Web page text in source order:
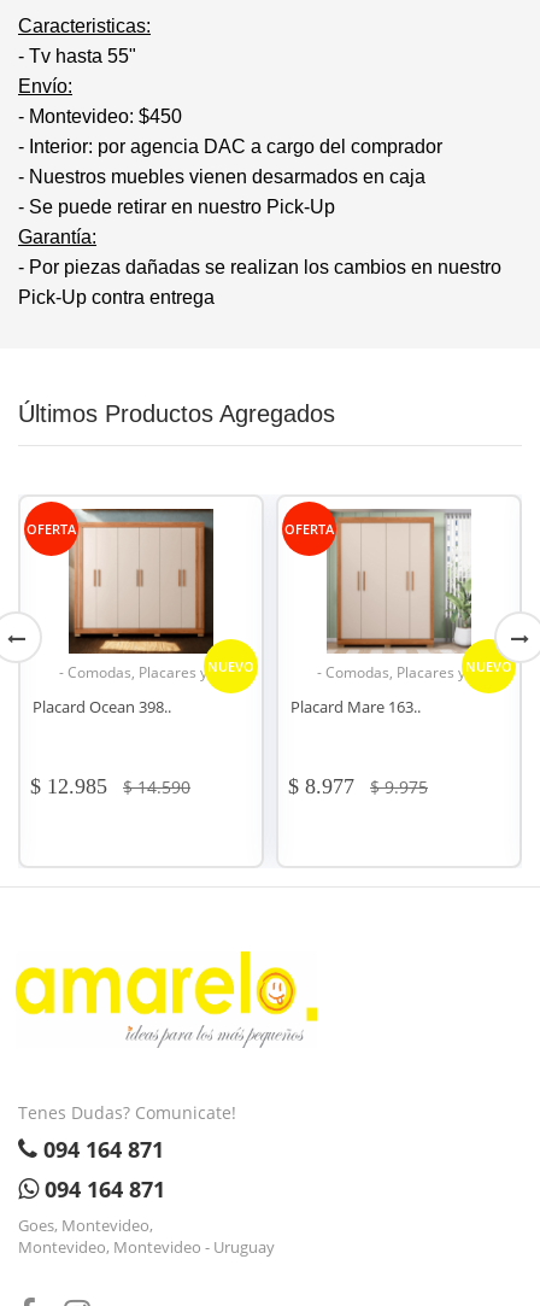
Caracteristicas:
- Tv hasta 55"
Envío:
- Montevideo: $450
- Interior: por agencia DAC a cargo del comprador
- Nuestros muebles vienen desarmados en caja
- Se puede retirar en nuestro Pick-Up
Garantía:
- Por piezas dañadas se realizan los cambios en nuestro
Pick-Up contra entrega
Últimos Productos Agregados
OFERTA
NUEVO
- Comodas, Placares y .. -
Placard Mare 163..
$ 8.977 $ 9.975
OFERTA
- Racks y modulares.. -
Rack Tv Modelo 113..
$ 4.088 $ 4.495
Tenes Dudas? Comunicate!
094 164 871
094 164 871
Goes, Montevideo,
Montevideo, Montevideo - Uruguay